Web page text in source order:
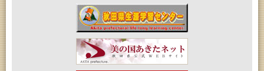
乳幼児教育「おはなしの会」
2026年08月09日 (秋田市)
青少年・家庭・成人教育「不思議アートのぞき箱ワ
ークショップ」
2026年08月11日 (秋田市)
令和8年度 椎名雄一郎オルガンレクチャーコンサー